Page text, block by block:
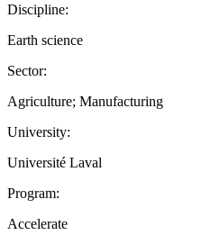
Discipline:
Earth science
Sector:
Agriculture; Manufacturing
University:
Université Laval
Program:
Accelerate